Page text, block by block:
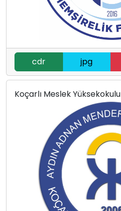
cdr jpg
Koçarlı Meslek Yüksekokulu